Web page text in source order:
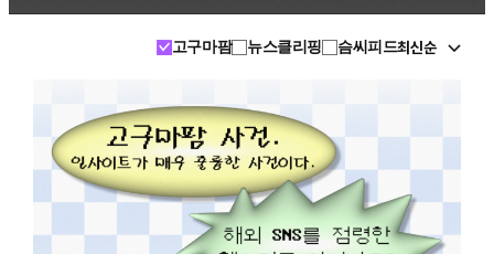
고구마팜 뉴스클리핑 슴씨피드최신순